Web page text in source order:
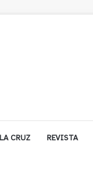
LA CRUZ REVISTA